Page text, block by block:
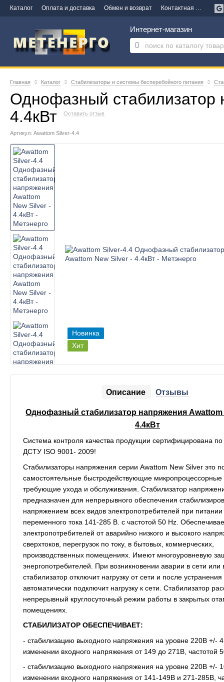
Каталог Оплата и доставка Обмен и возврат Контактная информация
Интернет-магазин
Главная Каталог Стабилизаторы и системы бесперебойного питания
Однофазный стабилизатор
4.4кВт
Оставить отзыв
Артикул: Awattom Silver-4.4
Новинка
Хит
Описание Отзывы
Однофазный стабилизатор напряжения Awattom
4.4кВт
Cистема контроля качества продукции сертифицирована по
ДСТУ ISO 9001- 2009!
Стабилизаторы напряжения серии Awattom New Silver это
самостоятельные быстродействующие микропроцессорные
требующие ухода и обслуживания. Стабилизатор
предназначен для непрерывного обеспечения
напряжением всех видов электропотребителей при питании
переменного тока 141-285 В. с частотой 50 Hz.
электропотребителей от аварийно низкого и высокого
сверхтоков, перегрузок по току, в бытовых, коммерческих,
производственных помещениях. Имеют многоуровневую
энергопотребителей. При возникновении аварии в сети или
стабилизатор отключит нагрузку от сети и после
автоматически подключит нагрузку к сети. Стабилизатор
непрерывный круглосуточный режим работы в закрытых
помещениях.
СТАБИЛИЗАТОР ОБЕСПЕЧИВАЕТ:
- стабилизацию выходного напряжения на уровне 220В +/-
изменении входного напряжения от 149 до 271В, частотой
- стабилизацию выходного напряжения на уровне 220В +/-
изменении входного напряжения от 141-149В и 271-285В,